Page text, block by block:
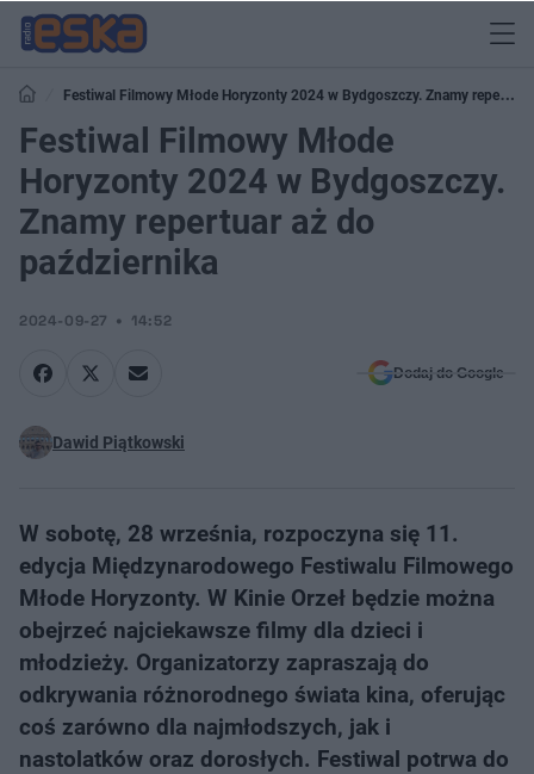
Festiwal Filmowy Młode Horyzonty 2024 w Bydgoszczy. Znamy repertuar
aż do października
Festiwal Filmowy Młode
Horyzonty 2024 w Bydgoszczy.
Znamy repertuar aż do
października
2024-09-27 14:52
Dodaj do Google
Dawid Piątkowski
W sobotę, 28 września, rozpoczyna się 11.
edycja Międzynarodowego Festiwalu Filmowego
Młode Horyzonty. W Kinie Orzeł będzie można
obejrzeć najciekawsze filmy dla dzieci i
młodzieży. Organizatorzy zapraszają do
odkrywania różnorodnego świata kina, oferując
coś zarówno dla najmłodszych, jak i
nastolatków oraz dorosłych. Festiwal potrwa do